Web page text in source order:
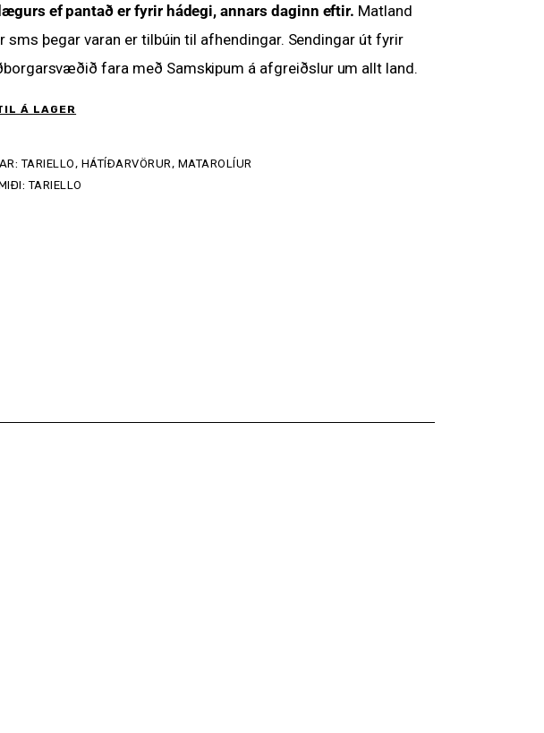
ef pantað er fyrir hádegi, annars daginn eftir. Matland
sms þegar varan er tilbúin til afhendingar. Sendingar út fyrir
fara með Samskipum á afgreiðslur um allt land.
Á LAGER
TARIELLO , HÁTÍÐARVÖRUR , MATAROLÍUR
TARIELLO